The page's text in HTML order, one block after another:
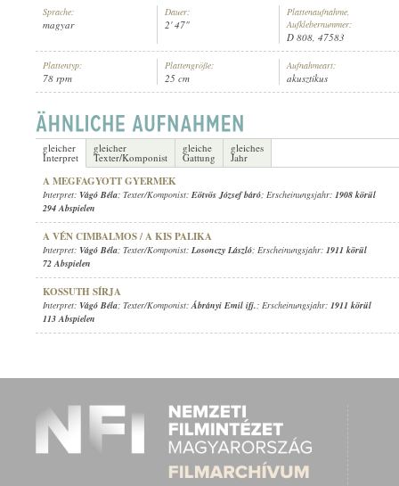
Sprache:
magyar
Dauer:
2' 47"
Plattenaufnahme,
Aufklebernummer:
D 808, 47583
Plattentyp:
78 rpm
Plattengröße:
25 cm
Aufnahmeart:
akusztikus
gleicher
Interpret
gleicher
Texter/Komponist
gleiche
Gattung
gleiches
Jahr
A MEGFAGYOTT GYERMEK
Interpret: Vágó Béla; Texter/Komponist: Eötvös József báró; Erscheinungsjahr: 1908 körül
294 Abspielen
A VÉN CIMBALMOS / A KIS PALIKA
Interpret: Vágó Béla; Texter/Komponist: Losonczy László; Erscheinungsjahr: 1911 körül
72 Abspielen
KOSSUTH SÍRJA
Interpret: Vágó Béla; Texter/Komponist:Ábrányi Emil ifj.; Erscheinungsjahr: 1911 körül
113 Abspielen